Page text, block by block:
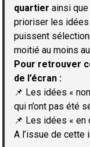
quartier ainsi que
prioriser les idées
puissent
moitié au moins
Pour retrouver
de l’écran :
📌 Les idées «
qui n’ont pas été
📌 Les idées «
A l’issue de cette